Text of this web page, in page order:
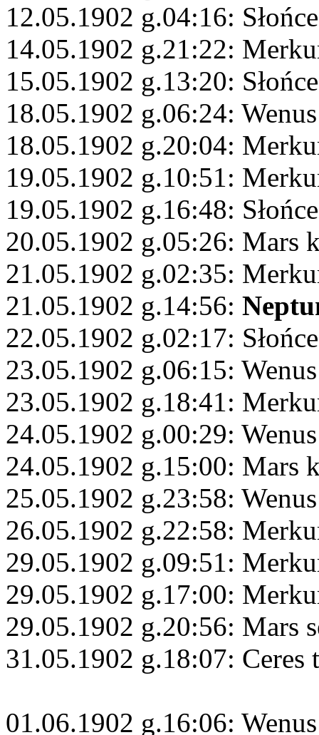
12.05.1902 g.04:16:
14.05.1902 g.21:22:
15.05.1902 g.13:20:
18.05.1902 g.06:24:
18.05.1902 g.20:04:
19.05.1902 g.10:51:
19.05.1902 g.16:48:
20.05.1902 g.05:26: Mars
21.05.1902 g.02:35:
21.05.1902 g.14:56:
22.05.1902 g.02:17:
23.05.1902 g.06:15:
23.05.1902 g.18:41:
24.05.1902 g.00:29:
24.05.1902 g.15:00: Mars
25.05.1902 g.23:58:
26.05.1902 g.22:58:
29.05.1902 g.09:51:
29.05.1902 g.17:00:
29.05.1902 g.20:56: Mars
31.05.1902 g.18:07: Ceres
01.06.1902 g.16:06: